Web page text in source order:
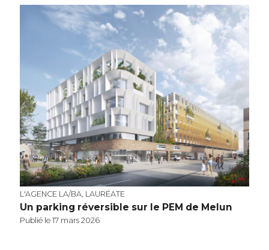
L'AGENCE LA/BA, LAURÉATE
Un parking réversible sur le PEM de Melun
Publié le 17 mars 2026